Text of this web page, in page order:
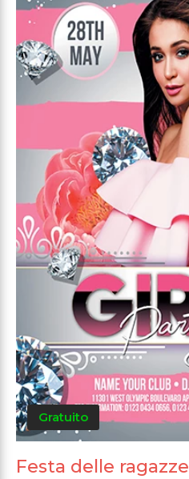
Gratuito
Festa delle ragazze